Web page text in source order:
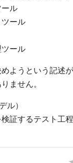
ル
ール
ール
ようという記述
ません。
ル）
証するテスト工